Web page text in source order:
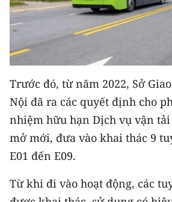
Media Du lịch
Media Thế giới
Media Thể thao
Media Giáo dục
Media Y tế
Media Khoa học - Công nghệ
Ảnh
Trước đó, từ năm 2022, Sở
Nội đã ra các quyết định cho
nhiệm hữu hạn Dịch vụ vận
mở mới, đưa vào khai thác 9
E01 đến E09.
Từ khi đi vào hoạt động, các